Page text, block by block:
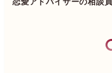
恋愛アドバイザーの相談員